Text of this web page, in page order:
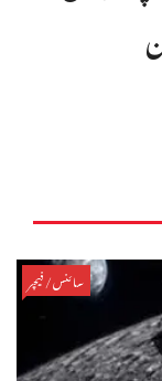
سائنس/فیچر